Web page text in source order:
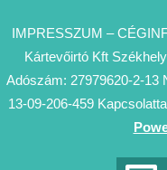
IMPRESSZUM –
Kártevőirtó Kft
Adószám: 27979620-2-13
13-09-206-459